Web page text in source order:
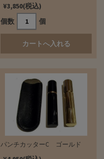
¥3,850(税込)
個数
個
パンチカッターC ゴールド